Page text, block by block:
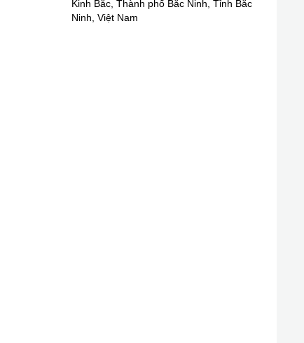
Kinh Bắc, Thành phố Bắc Ninh, Tỉnh Bắc
Ninh, Việt Nam